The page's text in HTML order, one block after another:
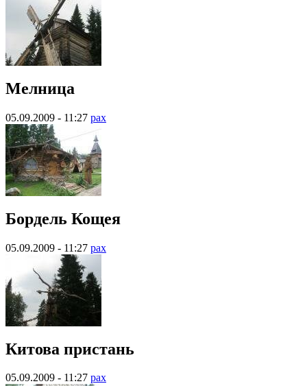
Мелница
05.09.2009 - 11:27 pax
Бордель Кощея
05.09.2009 - 11:27 pax
Китова пристань
05.09.2009 - 11:27 pax